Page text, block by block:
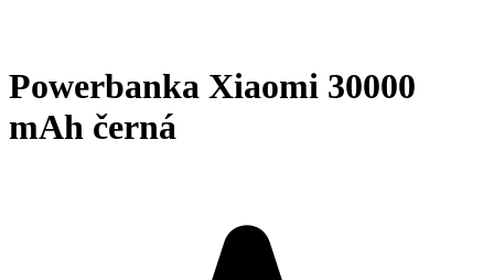
Powerbanka Xiaomi 30000
mAh černá